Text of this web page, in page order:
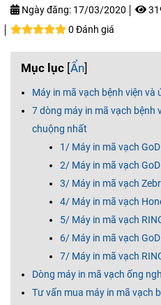
Ngày đăng: 17/03/2020
0 Đánh giá
Mục lục [Ẩn]
Máy in mã vạch bệnh viện và
7 dòng máy in mã vạch bệnh
chuộng nhất
1/ Máy in mã vạch
2/ Máy in mã vạch
3/ Máy in mã vạch
4/ Máy in mã vạch
5/ Máy in mã vạch
6/ Máy in mã vạch
7/ Máy in mã vạch
Dòng máy in mã vạch ống
Tư vấn mua máy in mã vạch